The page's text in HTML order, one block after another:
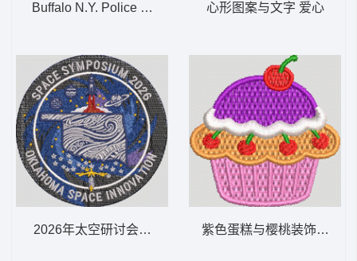
Buffalo N.Y. Police Autism Awareness Pat
2026年太空研讨会徽章 SPACESYMP OKLAHOMA
心形图案与文字 爱心
紫色蛋糕与樱桃装饰 蛋糕